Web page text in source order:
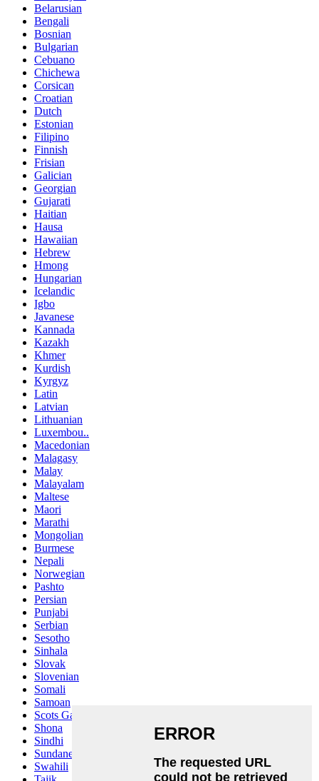
Belarusian
Bengali
Bosnian
Bulgarian
Cebuano
Chichewa
Corsican
Croatian
Dutch
Estonian
Filipino
Finnish
Frisian
Galician
Georgian
Gujarati
Haitian
Hausa
Hawaiian
Hebrew
Hmong
Hungarian
Icelandic
Igbo
Javanese
Kannada
Kazakh
Khmer
Kurdish
Kyrgyz
Latin
Latvian
Lithuanian
Luxembou..
Macedonian
Malagasy
Malay
Malayalam
Maltese
Maori
Marathi
Mongolian
Burmese
Nepali
Norwegian
Pashto
Persian
Punjabi
Serbian
Sesotho
Sinhala
Slovak
Slovenian
Somali
Samoan
Scots Gaelic
Shona
Sindhi
Sundanese
Swahili